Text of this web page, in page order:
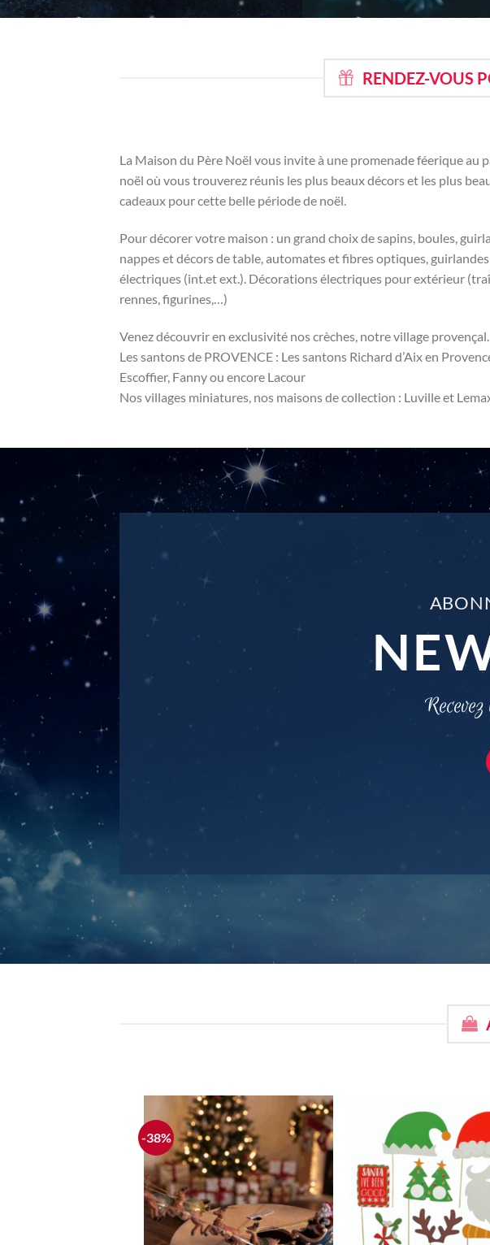
RENDEZ-VOUS
La Maison du Père Noël vous invite à une promenade féerique au
noël où vous trouverez réunis les plus beaux décors et les plus
cadeaux pour cette belle période de noël.
Pour décorer votre maison : un grand choix de sapins, boules,
nappes et décors de table, automates et fibres optiques, guirlandes
électriques (int.et ext.). Décorations électriques pour extérieur
rennes, figurines,…)
Venez découvrir en exclusivité nos crèches, notre village provençal.
Les santons de PROVENCE : Les santons Richard d’Aix en
Escoffier, Fanny ou encore Lacour
Nos villages miniatures, nos maisons de collection : Luville et
-38%
Ajouter
à la liste
d'envie